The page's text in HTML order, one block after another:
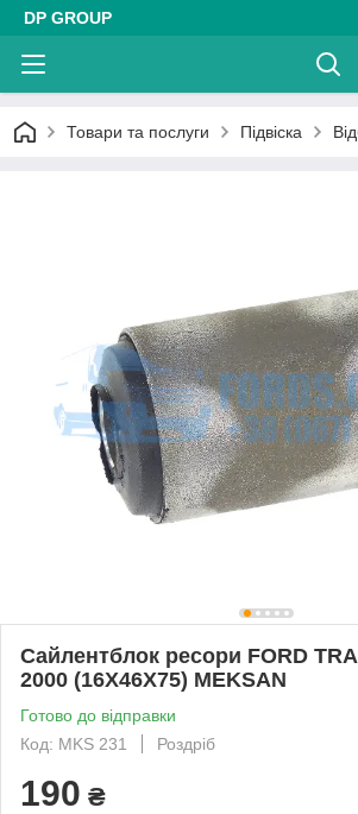
DP GROUP
Товари та послуги Підвіска
Сайлентблок ресори FORD
2000 (16X46X75) MEKSAN
Готово до відправки
Код: MKS 231
Роздріб
190 ₴